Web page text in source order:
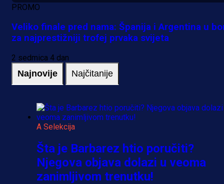
PROMO
Veliko finale pred nama: Španija i Argentina u
za najprestižniji trofej prvaka svijeta
2 sedmica 4 dan
Najnovije Najčitanije
A Selekcija
Šta je Barbarez htio poručiti?
Njegova objava dolazi u veoma
zanimljivom trenutku!